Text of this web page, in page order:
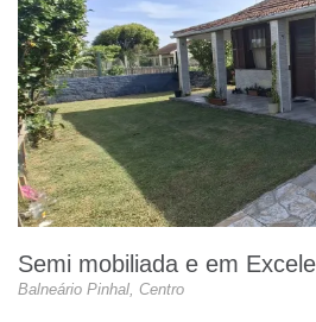
Semi mobiliada e em
Balneário Pinhal, Centro